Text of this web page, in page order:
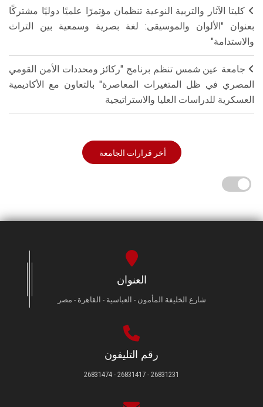
كليتا الآثار والتربية النوعية تنظمان مؤتمرًا علميًا دوليًا مشتركًا
بعنوان "الألوان والموسيقى: لغة بصرية وسمعية بين التراث
والاستدامة"
جامعة عين شمس تنظم برنامج "ركائز ومحددات الأمن القومي
المصري في ظل المتغيرات المعاصرة" بالتعاون مع الأكاديمية
العسكرية للدراسات العليا والاستراتيجية
أخر قرارات الجامعة
العنوان
شارع الخليفة المأمون - العباسية - القاهرة - مصر
رقم التليفون
26831231 - 26831417 - 26831474